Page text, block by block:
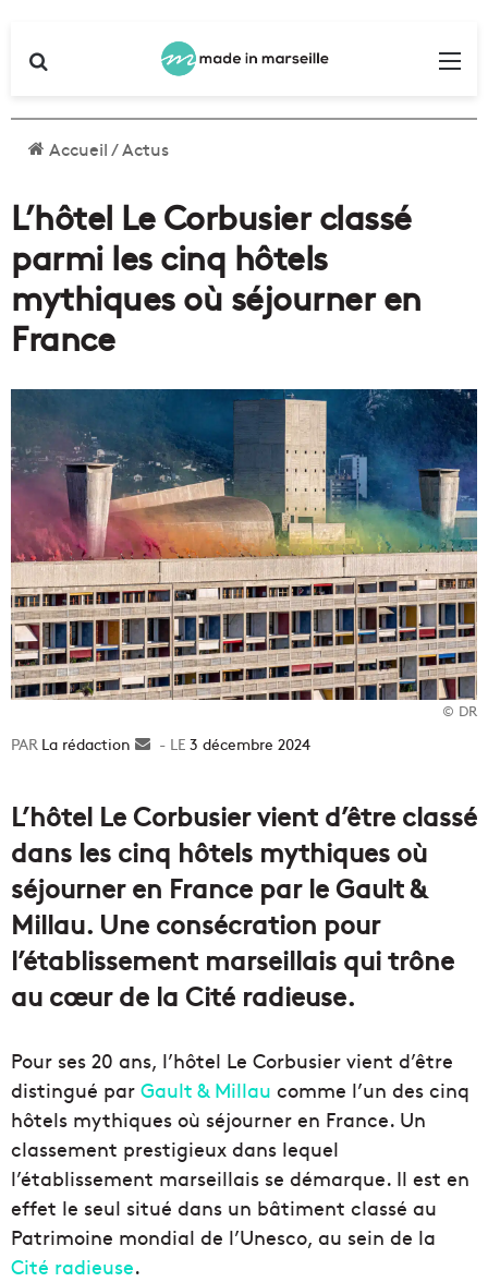
Accueil/Actus
L’hôtel Le Corbusier classé
parmi les cinq hôtels
mythiques où séjourner en
France
© DR
La rédaction
Envoyer3 décembre 2024
L’hôtel Le Corbusier vient d’être classé
dans les cinq hôtels mythiques où
séjourner en France par le Gault &
Millau. Une consécration pour
l’établissement marseillais qui trône
au cœur de la Cité radieuse.
Pour ses 20 ans, l’hôtel Le Corbusier vient d’être
distingué par Gault & Millau comme l’un des cinq
hôtels mythiques où séjourner en France. Un
classement prestigieux dans lequel
l’établissement marseillais se démarque. Il est en
effet le seul situé dans un bâtiment classé au
Patrimoine mondial de l’Unesco, au sein de la
Cité radieuse.